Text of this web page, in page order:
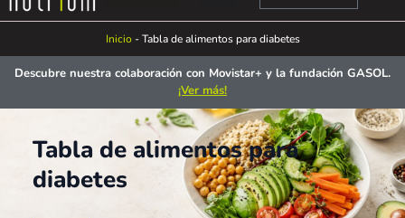
Inicio-Tabla de alimentos para diabetes
Descubre nuestra colaboración con Movistar+ y la fundación GASOL.
¡Ver más!
Tabla de alimentos para
diabetes